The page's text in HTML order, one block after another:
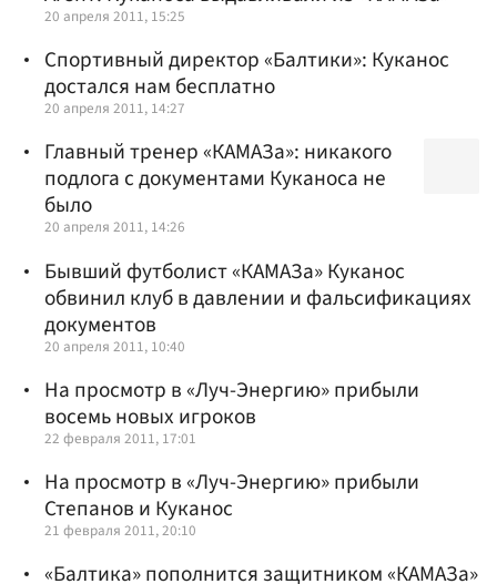
20 апреля 2011, 15:25
Спортивный директор «Балтики»: Куканос
достался нам бесплатно
20 апреля 2011, 14:27
Главный тренер «КАМАЗа»: никакого
подлога с документами Куканоса не
было
20 апреля 2011, 14:26
Бывший футболист «КАМАЗа» Куканос
обвинил клуб в давлении и фальсификациях
документов
20 апреля 2011, 10:40
На просмотр в «Луч-Энергию» прибыли
восемь новых игроков
22 февраля 2011, 17:01
На просмотр в «Луч-Энергию» прибыли
Степанов и Куканос
21 февраля 2011, 20:10
«Балтика» пополнится защитником «КАМАЗа»